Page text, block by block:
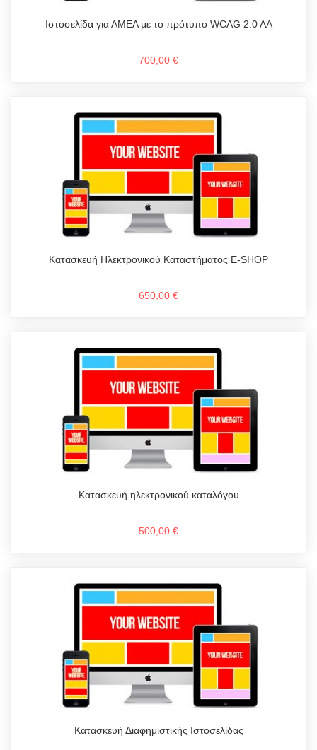
Ιστοσελίδα για ΑΜΕΑ με το πρότυπο WCAG 2.0 AA
700,00 €
Κατασκευή Ηλεκτρονικού Καταστήματος E-SHOP
650,00 €
Κατασκευή ηλεκτρονικού καταλόγου
500,00 €
Κατασκευή Διαφημιστικής Ιστοσελίδας